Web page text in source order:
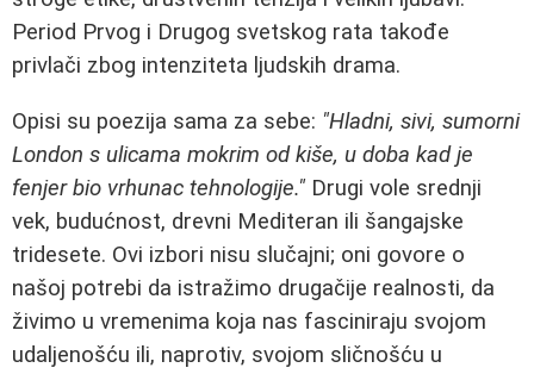
Period Prvog i Drugog svetskog rata takođe
privlači zbog intenziteta ljudskih drama.
Opisi su poezija sama za sebe: "Hladni, sivi, sumorni
London s ulicama mokrim od kiše, u doba kad je
fenjer bio vrhunac tehnologije." Drugi vole srednji
vek, budućnost, drevni Mediteran ili šangajske
tridesete. Ovi izbori nisu slučajni; oni govore o
našoj potrebi da istražimo drugačije realnosti, da
živimo u vremenima koja nas fasciniraju svojom
udaljenošću ili, naprotiv, svojom sličnošću u